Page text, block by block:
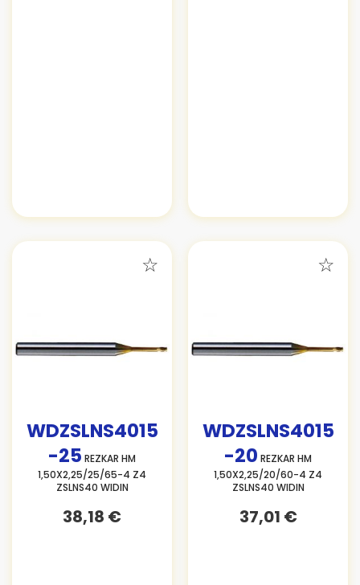
WDZSLNS4015
-25 REZKAR HM
1,50X2,25/25/65-4 Z4
ZSLNS40 WIDIN
38,18 €
WDZSLNS4015
-20 REZKAR HM
1,50X2,25/20/60-4 Z4
ZSLNS40 WIDIN
37,01 €